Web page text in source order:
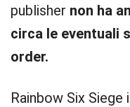
publisher non ha
circa le eventuali
order.
Rainbow Six Siege